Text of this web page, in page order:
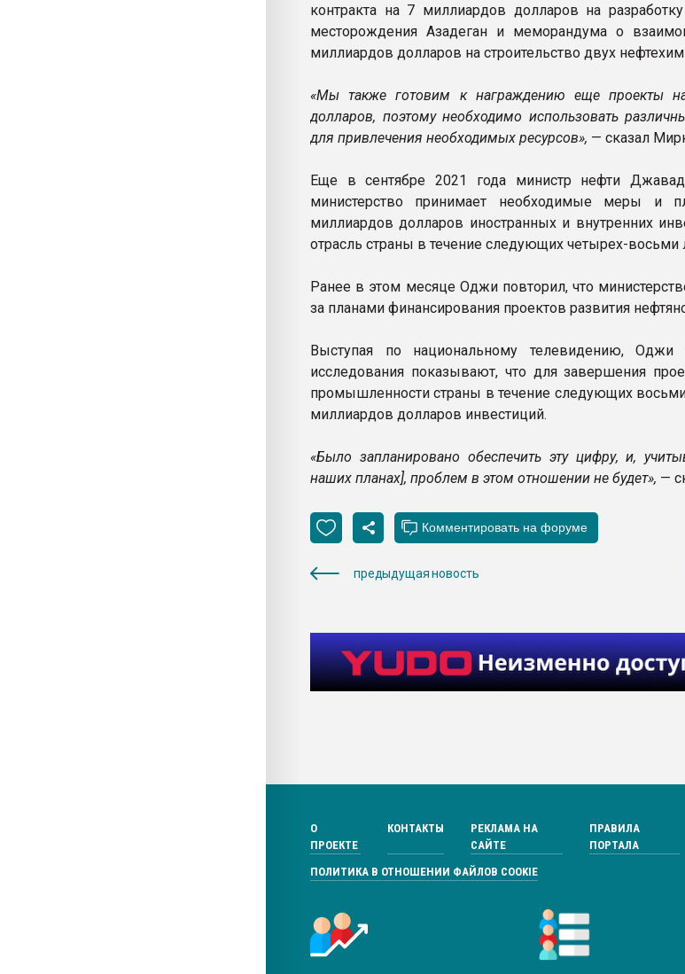
контракта на 7 миллиардов долларов на
месторождения Азадеган и меморандума о
миллиардов долларов на строительство двух
«Мы также готовим к награждению еще проекты
долларов, поэтому необходимо использовать
для привлечения необходимых ресурсов», — сказал
Еще в сентябре 2021 года министр нефти
министерство принимает необходимые меры и
миллиардов долларов иностранных и внутренних
отрасль страны в течение следующих четырех-восьми
Ранее в этом месяце Оджи повторил, что
за планами финансирования проектов развития
Выступая по национальному телевидению, Оджи
исследования показывают, что для завершения
промышленности страны в течение следующих восьми
миллиардов долларов инвестиций.
«Было запланировано обеспечить эту цифру, и,
наших планах], проблем в этом отношении не будет», —
предыдущая новость
О
ПРОЕКТЕ
КОНТАКТЫ
РЕКЛАМА НА
САЙТЕ
ПРАВИЛА
ПОРТАЛА
ПОЛИТИКА В ОТНОШЕНИИ ФАЙЛОВ COOKIE